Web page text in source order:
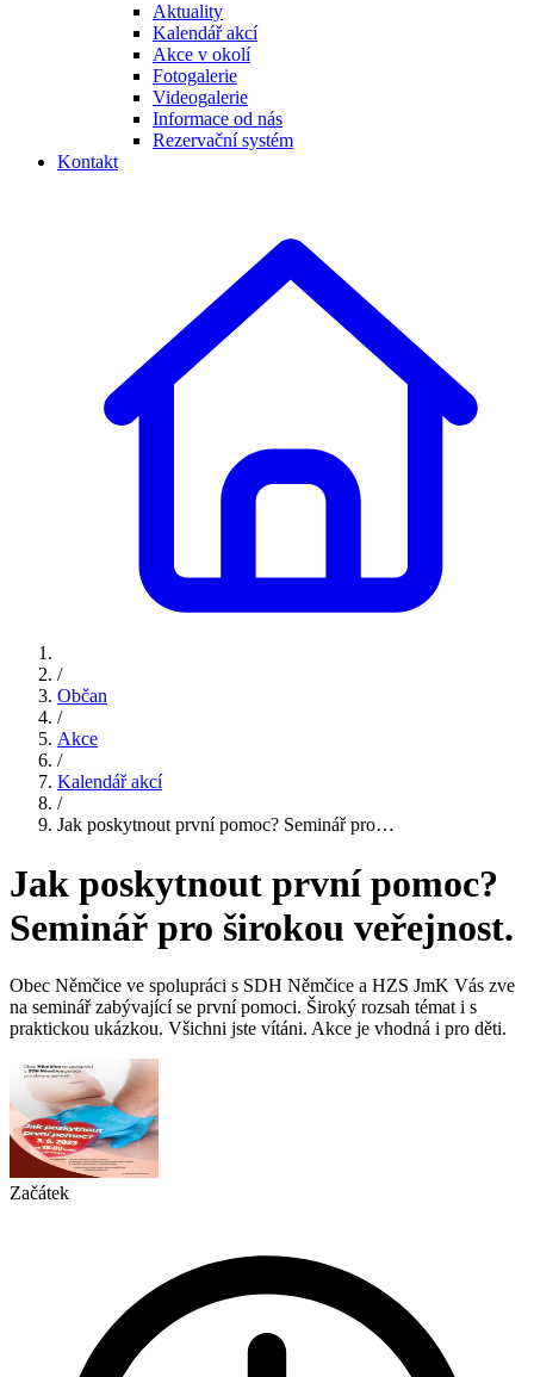
Aktuality
Kalendář akcí
Akce v okolí
Fotogalerie
Videogalerie
Informace od nás
Rezervační systém
Kontakt
/
Občan
/
Akce
/
Kalendář akcí
/
Jak poskytnout první pomoc? Seminář pro…
Jak poskytnout první pomoc?
Seminář pro širokou veřejnost.
Obec Němčice ve spolupráci s SDH Němčice a HZS JmK Vás zve
na seminář zabývající se první pomoci. Široký rozsah témat i s
praktickou ukázkou. Všichni jste vítáni. Akce je vhodná i pro děti.
Začátek